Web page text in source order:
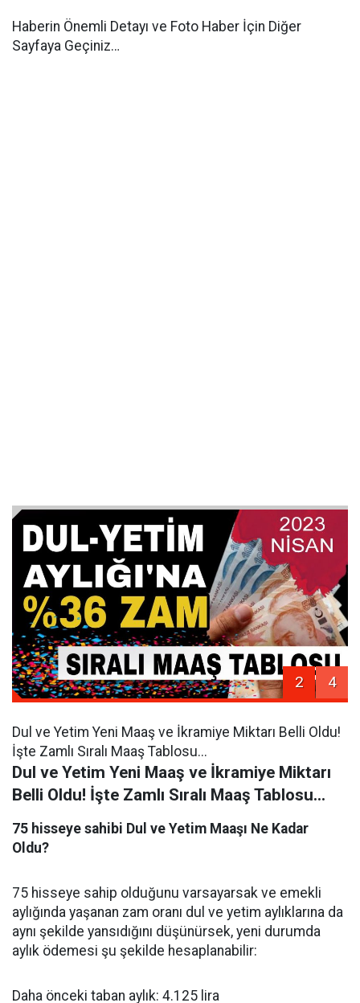
Haberin Önemli Detayı ve Foto Haber İçin Diğer
Sayfaya Geçiniz…
2 4
Dul ve Yetim Yeni Maaş ve İkramiye Miktarı Belli Oldu!
İşte Zamlı Sıralı Maaş Tablosu...
Dul ve Yetim Yeni Maaş ve İkramiye Miktarı
Belli Oldu! İşte Zamlı Sıralı Maaş Tablosu...
75 hisseye sahibi Dul ve Yetim Maaşı Ne Kadar
Oldu?
75 hisseye sahip olduğunu varsayarsak ve emekli
aylığında yaşanan zam oranı dul ve yetim aylıklarına da
aynı şekilde yansıdığını düşünürsek, yeni durumda
aylık ödemesi şu şekilde hesaplanabilir:
Daha önceki taban aylık: 4.125 lira